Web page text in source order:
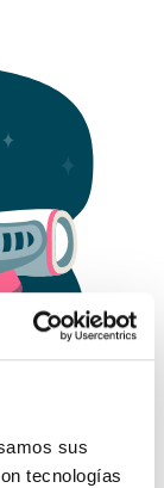
sus
tecnologías